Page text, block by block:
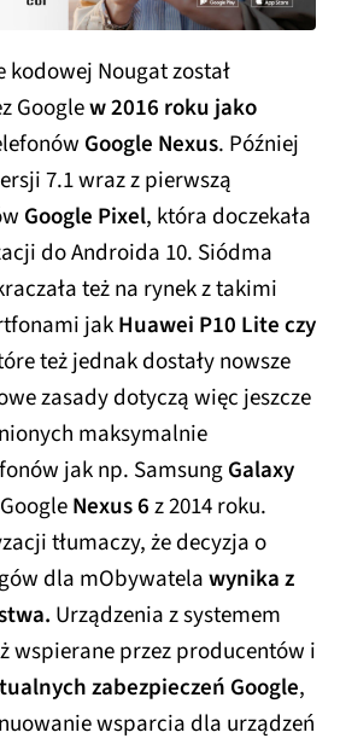
kodowej Nougat został
Googlew 2016 roku jako
Google Nexus. Później
7.1 wraz z pierwszą
Google Pixel, która doczekała
do Androida 10. Siódma
też na rynek z takimi
jakHuawei P10 Lite czy
też jednak dostały nowsze
zasady dotyczą więc jeszcze
maksymalnie
jak np. SamsungGalaxy
Nexus 6 z 2014 roku.
tłumaczy, że decyzja o
dla mObywatelawynika z
Urządzenia z systemem
wspierane przez producentów i
zabezpieczeń Google,
wsparcia dla urządzeń